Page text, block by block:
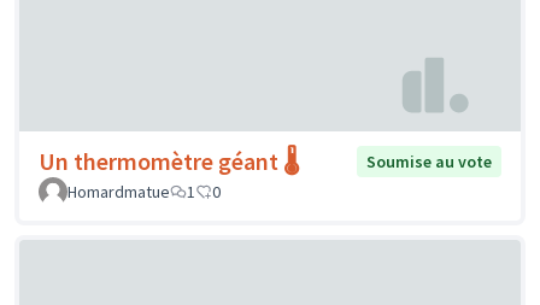
Un thermomètre géant 🌡️
Soumise au vote
Homardmatue
1 0